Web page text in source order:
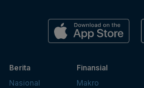
Berita
Nasional
Finansial
Makro